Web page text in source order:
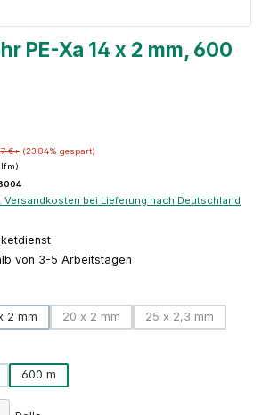
PE-Xa 14 x 2 mm, 600
€* (23.84% gespart)
lfm)
Versandkosten bei Lieferung nach Deutschland
von 3-5 Arbeitstagen
2 mm 20 x 2 mm
(Diese Option ist zurzeit nicht
25 x 2,3 mm
(Diese Option ist
Option ist zurzeit nicht verfügbar.)
600 m